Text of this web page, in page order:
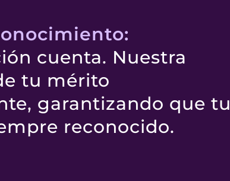
cuenta. Nuestra
tu mérito
garantizando que tu
reconocido.